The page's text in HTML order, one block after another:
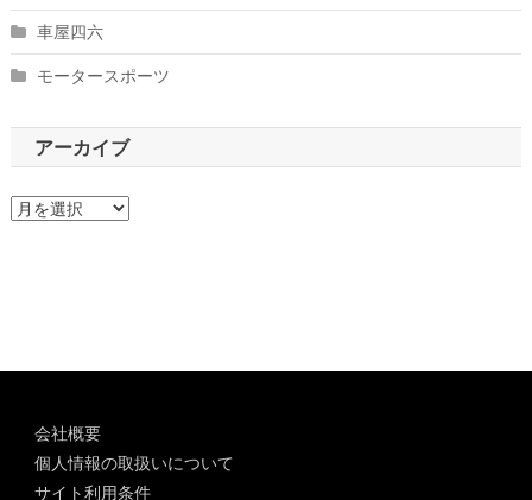
車屋四六
モータースポーツ
アーカイブ
ア
会社概要
個人情報の取扱いについて
サイト利用条件